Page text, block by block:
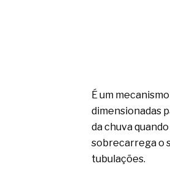
É um
dimensionadas
da chuva
sobrecarrega o
tubulações.